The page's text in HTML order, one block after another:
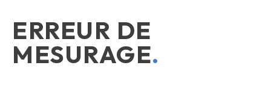
ERREUR DE
MESURAGE.